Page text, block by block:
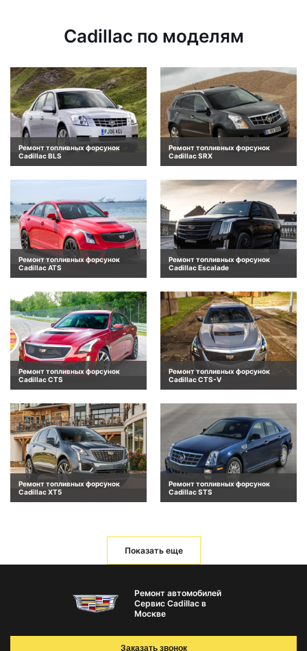
Cadillac по моделям
Ремонт топливных форсунок
Cadillac BLS
Ремонт топливных форсунок
Cadillac SRX
Ремонт топливных форсунок
Cadillac ATS
Ремонт топливных форсунок
Cadillac Escalade
Ремонт топливных форсунок
Cadillac CTS
Ремонт топливных форсунок
Cadillac CTS-V
Ремонт топливных форсунок
Cadillac XT5
Ремонт топливных форсунок
Cadillac STS
Показать еще
Ремонт автомобилей
Сервис Cadillac в
Москве
Заказать звонок